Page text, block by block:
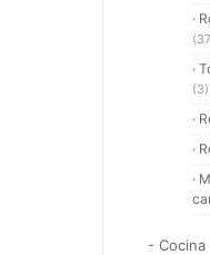
·
·
(3)
·
·
·
- Cocina